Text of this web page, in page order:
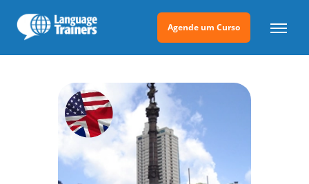
Agende um Curso